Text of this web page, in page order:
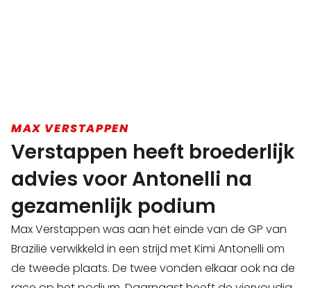
MAX VERSTAPPEN
Verstappen heeft broederlijk
advies voor Antonelli na
gezamenlijk podium
Max Verstappen was aan het einde van de GP van
Brazilië verwikkeld in een strijd met Kimi Antonelli om
de tweede plaats. De twee vonden elkaar ook na de